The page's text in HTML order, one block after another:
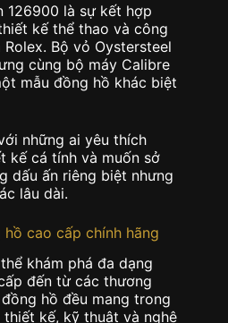
126900 là sự kết hợp
kế thể thao và công
Bộ vỏ Oystersteel
cùng bộ máy Calibre
mẫu đồng hồ khác biệt
những ai yêu thích
kế cá tính và muốn sở
dấu ấn riêng biệt nhưng
lâu dài.
cao cấp chính hãng
khám phá đa dạng
đến từ các thương
hồ đều mang trong
kế, kỹ thuật và nghệ